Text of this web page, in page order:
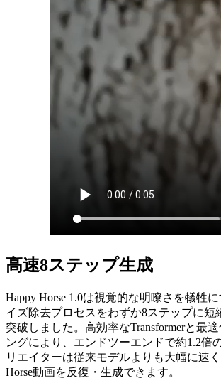
高速8ステップ生成
Happy Horse 1.0は視覚的な明瞭さを犠牲
イズ除去プロセスをわずか8ステップに短
突破しました。高効率なTransformerと最
ングにより、エンドツーエンドで約1.2倍
リエイターは従来モデルよりも大幅に速
Horse動画を反復・生成できます。